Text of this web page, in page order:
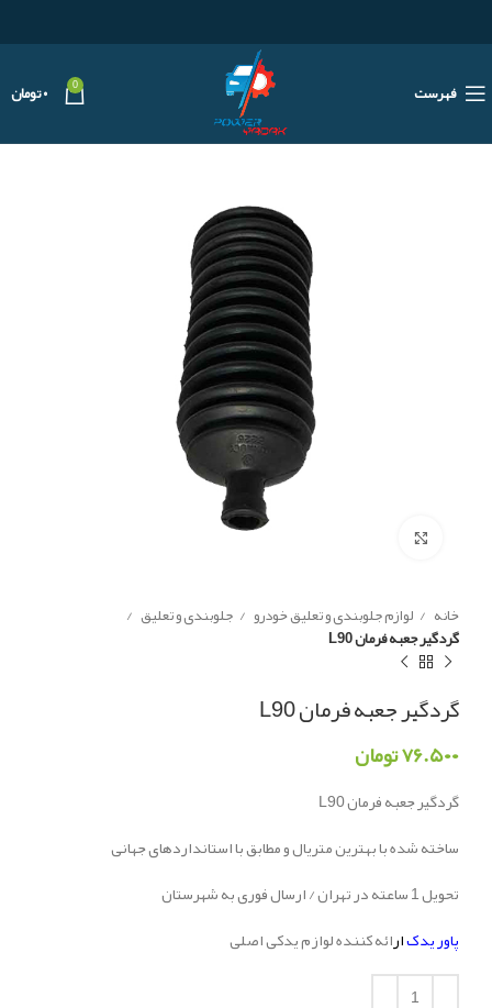
فهرست 0 ۰تومان
خانه لوازم جلوبندی و تعلیق خودرو جلوبندی و تعلیق
گردگیر جعبه فرمان L90
گردگیر جعبه فرمان L90
۷۶.۵۰۰تومان
گردگیر جعبه فرمان L90
ساخته شده با بهترین متریال و مطابق با استانداردهای جهانی
تحویل 1 ساعته در تهران / ارسال فوری به شهرستان
پاور یدکارائه کننده لوازم یدکی اصلی